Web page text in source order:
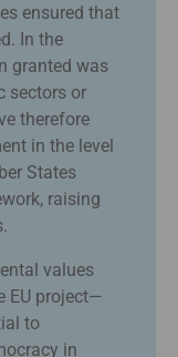
ensured that
In the
granted was
sectors or
therefore
in the level
States
raising
values
EU project—
to
in